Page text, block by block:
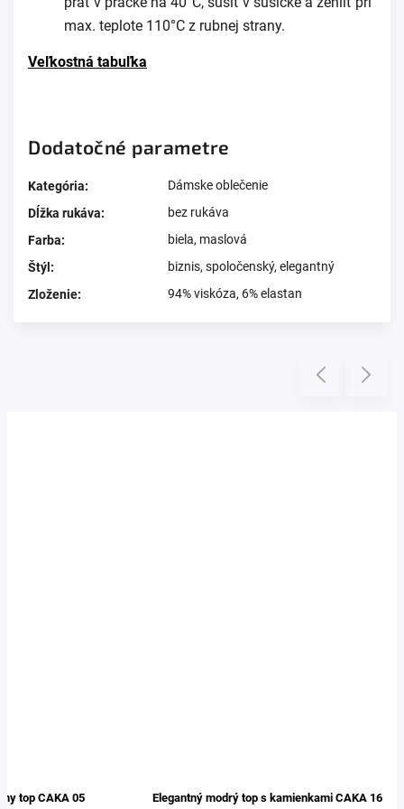
max. teplote 110°C z rubnej strany.
Veľkostná tabuľka
Dodatočné parametre
Kategória:
Dámske oblečenie
Dĺžka rukáva:
bez rukáva
Farba: biela, maslová
Štýl : biznis, spoločenský, elegantný
Zloženie: 94% viskóza, 6% elastan
Previous
top CAKA 05 Elegantný modrý top s kamienkami CAKA 16
Next